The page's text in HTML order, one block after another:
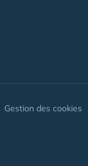
Gestion des cookies